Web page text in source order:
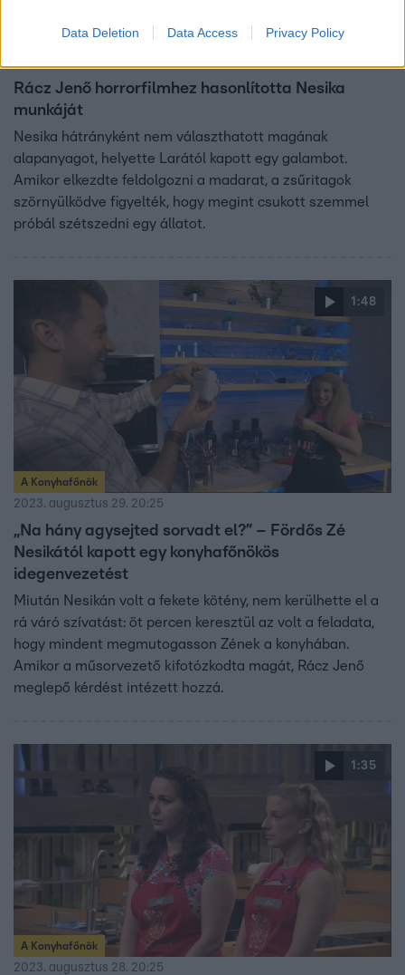
Data Deletion Data Access Privacy Policy
A Konyhafőnök
Rácz Jenő horrorfilmhez hasonlította Nesika
munkáját
Nesika hátrányként nem választhatott magának
alapanyagot, helyette Larától kapott egy galambot.
Amikor elkezdte feldolgozni a madarat, a zsűritagok
szörnyülködve figyelték, hogy megint csukott szemmel
próbál szétszedni egy állatot.
1:48
A Konyhafőnök
2023. augusztus 29. 20:25
„Na hány agysejted sorvadt el?” – Fördős Zé
Nesikától kapott egy konyhafőnökös
idegenvezetést
Miután Nesikán volt a fekete kötény, nem kerülhette el a
rá váró szívatást: öt percen keresztül az volt a feladata,
hogy mindent megmutogasson Zének a konyhában.
Amikor a műsorvezető kifotózkodta magát, Rácz Jenő
meglepő kérdést intézett hozzá.
1:35
A Konyhafőnök
2023. augusztus 28. 20:25